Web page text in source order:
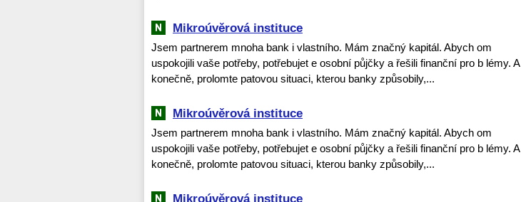
Mikroúvěrová instituce
Jsem partnerem mnoha bank i vlastního. Mám značný kapitál. Abych om
uspokojili vaše potřeby, potřebujet e osobní půjčky a řešili finanční pro b lémy. A
konečně, prolomte patovou situaci, kterou banky způsobily,...
Mikroúvěrová instituce
Jsem partnerem mnoha bank i vlastního. Mám značný kapitál. Abych om
uspokojili vaše potřeby, potřebujet e osobní půjčky a řešili finanční pro b lémy. A
konečně, prolomte patovou situaci, kterou banky způsobily,...
Mikroúvěrová instituce